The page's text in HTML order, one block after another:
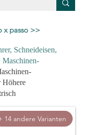
x passo >>
Schneideisen,
Maschinen-
Höhere
14 andere Varianten